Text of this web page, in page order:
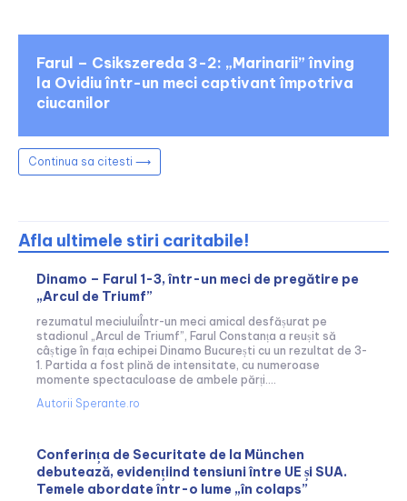
Farul – Csikszereda 3-2: „Marinarii” înving
la Ovidiu într-un meci captivant împotriva
ciucanilor
Continua sa citesti ⟶
Afla ultimele stiri caritabile!
Dinamo – Farul 1-3, într-un meci de pregătire pe
„Arcul de Triumf”
rezumatul meciuluiÎntr-un meci amical desfășurat pe
stadionul „Arcul de Triumf”, Farul Constanța a reușit să
câștige în fața echipei Dinamo București cu un rezultat de 3-
1. Partida a fost plină de intensitate, cu numeroase
momente spectaculoase de ambele părți....
Autorii Sperante.ro
Conferința de Securitate de la München
debutează, evidențiind tensiuni între UE și SUA.
Temele abordate într-o lume „în colaps”